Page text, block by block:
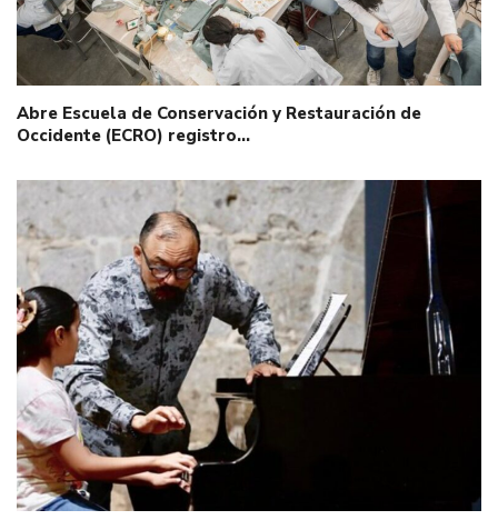
Abre Escuela de Conservación y Restauración de
Occidente (ECRO) registro…